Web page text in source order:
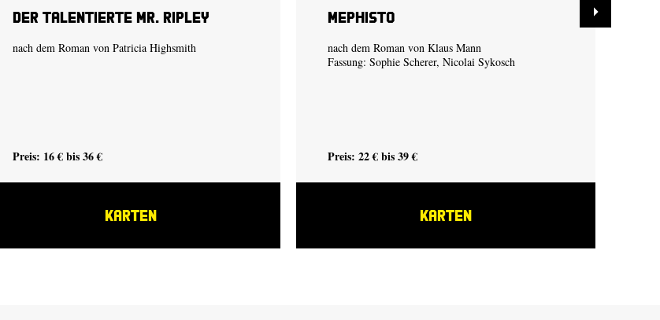
Der talentierte Mr. Ripley
nach dem Roman von Patricia Highsmith
Preis: 16 € bis 36 €
KARTEN
Mephisto
nach dem Roman von Klaus Mann
Fassung: Sophie Scherer, Nicolai Sykosch
Preis: 22 € bis 39 €
KARTEN